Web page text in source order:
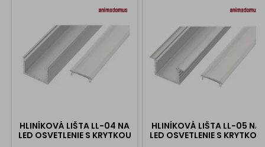
HLINÍKOVÁ LIŠTA LL-04 NA
LED OSVETLENIE S KRYTKOU
HLINÍKOVÁ LIŠTA LL-05 NA
LED OSVETLENIE S KRYTKOU